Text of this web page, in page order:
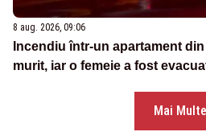
8 aug. 2026, 09:06
Incendiu într-un apartament
murit, iar o femeie a fost
Mai Multe